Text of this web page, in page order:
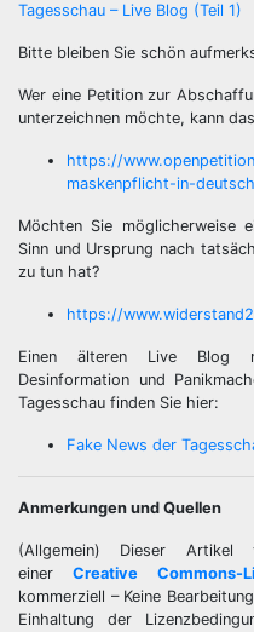
Tagesschau – Live Blog (Teil 1)
Bitte bleiben Sie schön
Wer eine Petition zur
unterzeichnen möchte, kann
https://
maskenpflicht-in-
Möchten Sie möglicherweise
Sinn und Ursprung nach
zu tun hat?
https://
Einen älteren Live Blog
Desinformation und
Tagesschau finden Sie hier:
Fake News der
Anmerkungen und Quellen
(Allgemein) Dieser
einerCreative Commons-
kommerziell – Keine
Einhaltung der